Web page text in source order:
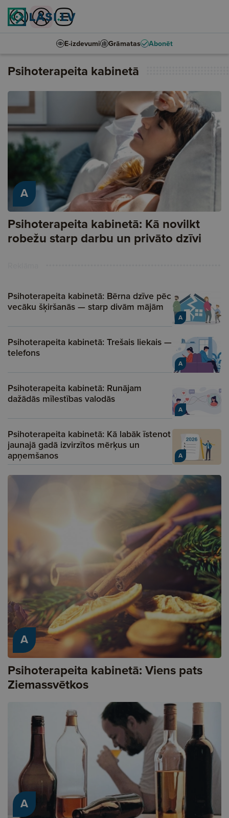
E-izdevumi Grāmatas Abonēt
Psihoterapeita kabinetā
A
Psihoterapeita kabinetā: Kā novilkt
robežu starp darbu un privāto dzīvi
A
Psihoterapeita kabinetā: Bērna dzīve pēc
vecāku šķiršanās — starp divām mājām
A
Psihoterapeita kabinetā: Trešais liekais —
telefons
A
Psihoterapeita kabinetā: Runājam
dažādās mīlestības valodās
A
Psihoterapeita kabinetā: Kā labāk īstenot
jaunajā gadā izvirzītos mērķus un
apņemšanos
A
Psihoterapeita kabinetā: Viens pats
Ziemassvētkos
A